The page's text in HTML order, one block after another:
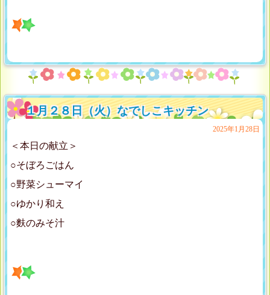
１月２８日（火）なでしこキッチン
2025年1月28日
＜本日の献立＞
○そぼろごはん
○野菜シューマイ
○ゆかり和え
○麩のみそ汁